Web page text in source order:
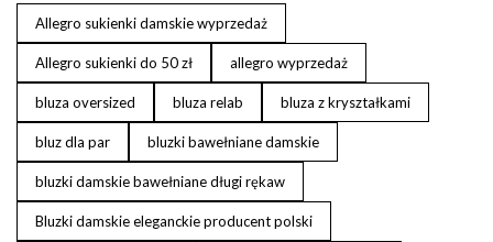
Allegro sukienki damskie wyprzedaż
Allegro sukienki do 50 zł allegro wyprzedaż
bluza oversized bluza relab bluza z kryształkami
bluz dla par bluzki bawełniane damskie
bluzki damskie bawełniane długi rękaw
Bluzki damskie eleganckie producent polski